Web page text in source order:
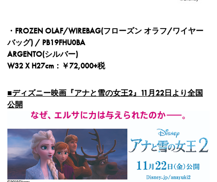
・FROZEN OLAF/WIREBAG(フローズン オラフ/ワイヤー
バッグ) / PB19FHU0BA
ARGENTO(シルバー)
W32 X H27cm：￥72,000+税
■ディズニー映画『アナと雪の女王2』11月22日より全国
公開